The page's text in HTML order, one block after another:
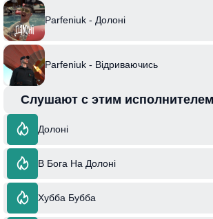
Parfeniuk - Долоні
Parfeniuk - Відриваючись
Слушают с этим исполнителем
Долоні
В Бога На Долоні
Хубба Бубба